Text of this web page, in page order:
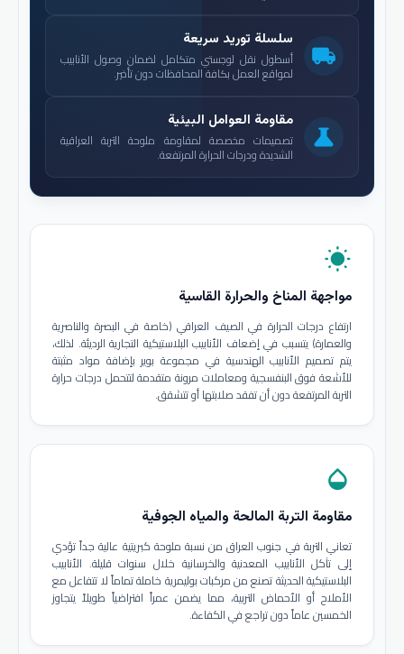
local_shipping
سلسلة توريد سريعة
أسطول نقل لوجستي متكامل لضمان وصول الأنابيب
لمواقع العمل بكافة المحافظات دون تأخير.
science
مقاومة العوامل البيئية
تصميمات مخصصة لمقاومة ملوحة التربة العراقية
الشديدة ودرجات الحرارة المرتفعة.
wb_sunny
مواجهة المناخ والحرارة القاسية
ارتفاع درجات الحرارة في الصيف العراقي (خاصة في البصرة والناصرية
والعمارة) يتسبب في إضعاف الأنابيب البلاستيكية التجارية الرديئة. لذلك،
يتم تصميم الأنابيب الهندسية في مجموعة بوير بإضافة مواد مثبتة
للأشعة فوق البنفسجية ومعاملات مرونة متقدمة لتتحمل درجات حرارة
التربة المرتفعة دون أن تفقد صلابتها أو تتشقق.
opacity
مقاومة التربة المالحة والمياه الجوفية
تعاني التربة في جنوب العراق من نسبة ملوحة كبريتية عالية جداً تؤدي
إلى تآكل الأنابيب المعدنية والخرسانية خلال سنوات قليلة. الأنابيب
البلاستيكية الحديثة تصنع من مركبات بوليمرية خاملة تماماً لا تتفاعل مع
الأملاح أو الأحماض التربية، مما يضمن عمراً افتراضياً طويلاً يتجاوز
الخمسين عاماً دون تراجع في الكفاءة.